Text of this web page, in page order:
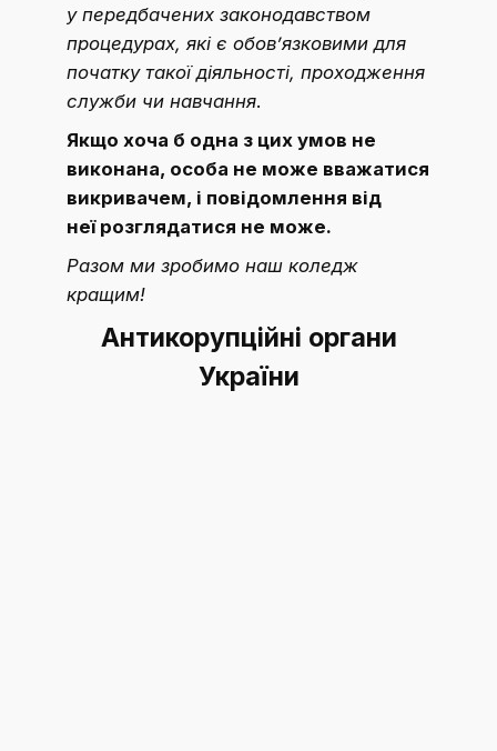
у передбачених законодавством
процедурах, які є обов’язковими для
початку такої діяльності, проходження
служби чи навчання.
Якщо хоча б одна з цих умов не
виконана, особа не може вважатися
викривачем, і повідомлення від
неї розглядатися не може.
Разом ми зробимо наш коледж
кращим!
Антикорупційні органи
України